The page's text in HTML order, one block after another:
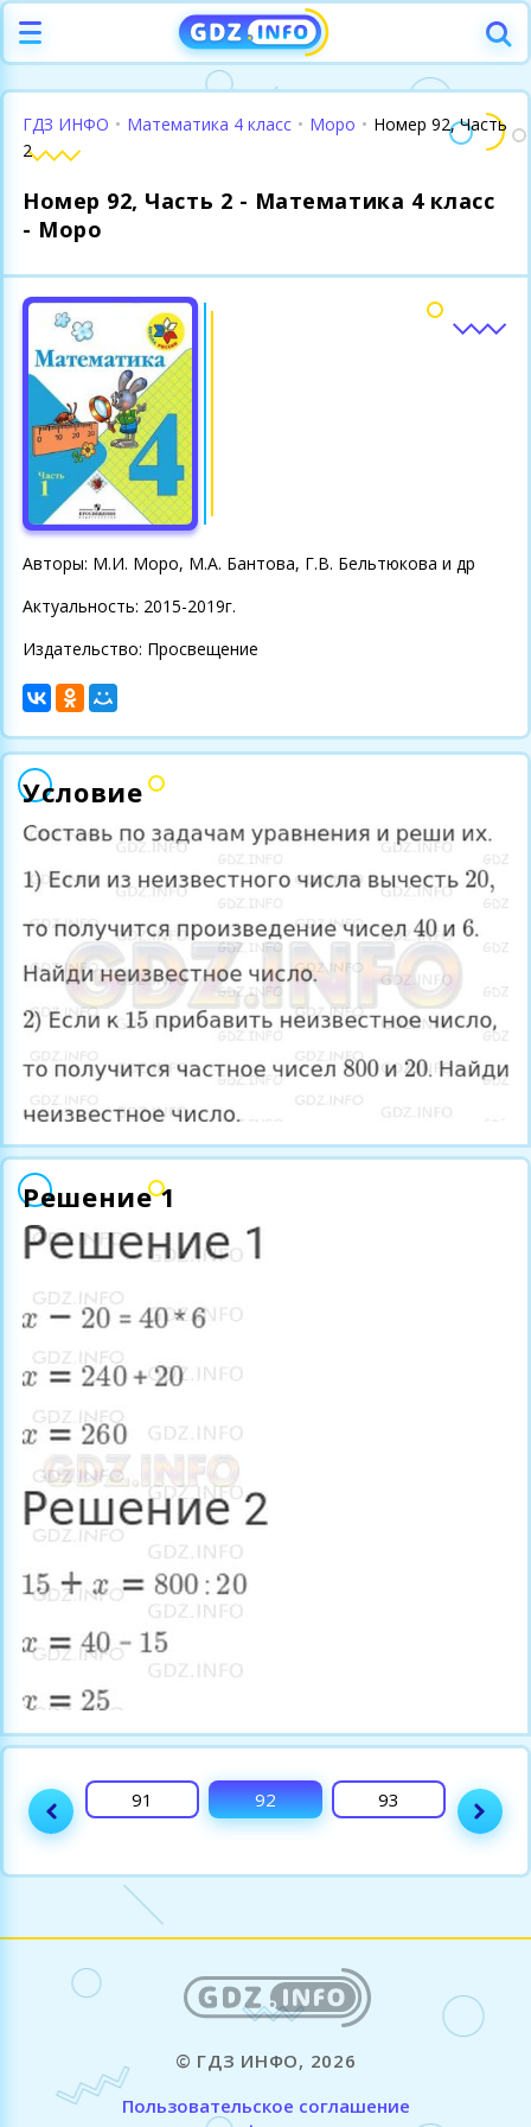
ГДЗ ИНФО • Математика 4 класс • Моро • Номер 92, Часть
2
Номер 92, Часть 2 - Математика 4 класс
- Моро
Авторы: М.И. Моро, М.А. Бантова, Г.В. Бельтюкова и др
Актуальность: 2015-2019г.
Издательство: Просвещение
Условие
Решение 1
90 91 92 93 94
© ГДЗ ИНФО, 2026
Пользовательское соглашение